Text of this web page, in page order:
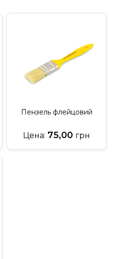
Пензель флейцовий
Цена: 75,00 грн